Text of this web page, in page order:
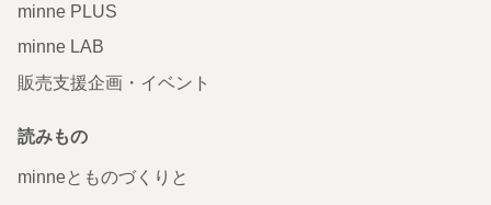
minne PLUS
minne LAB
販売支援企画・イベント
読みもの
minneとものづくりと